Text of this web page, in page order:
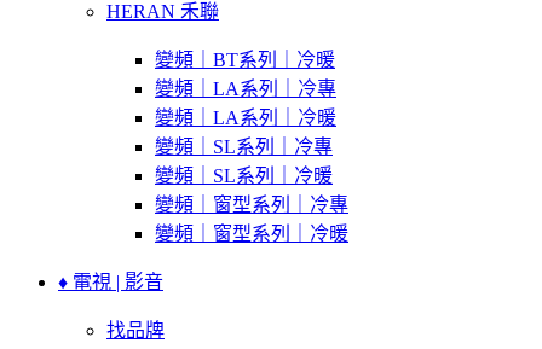
HERAN 禾聯
變頻｜BT系列｜冷暖
變頻｜LA系列｜冷專
變頻｜LA系列｜冷暖
變頻｜SL系列｜冷專
變頻｜SL系列｜冷暖
變頻｜窗型系列｜冷專
變頻｜窗型系列｜冷暖
♦ 電視 | 影音
找品牌